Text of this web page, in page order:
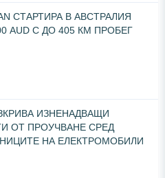
СТАРТИРА В АВСТРАЛИЯ
AUD С ДО 405 КМ ПРОБЕГ
ИЗНЕНАДВАЩИ
ОТ ПРОУЧВАНЕ СРЕД
НА ЕЛЕКТРОМОБИЛИ